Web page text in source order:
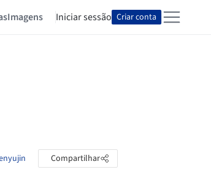
Imagens Iniciar sessão Criar conta
Compartilhar